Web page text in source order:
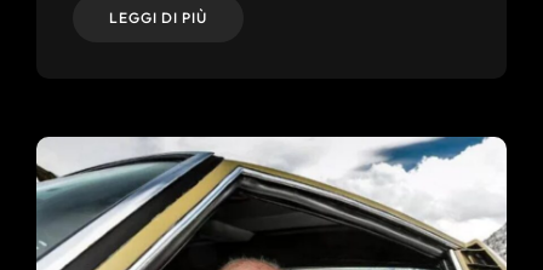
LEGGI DI PIÙ